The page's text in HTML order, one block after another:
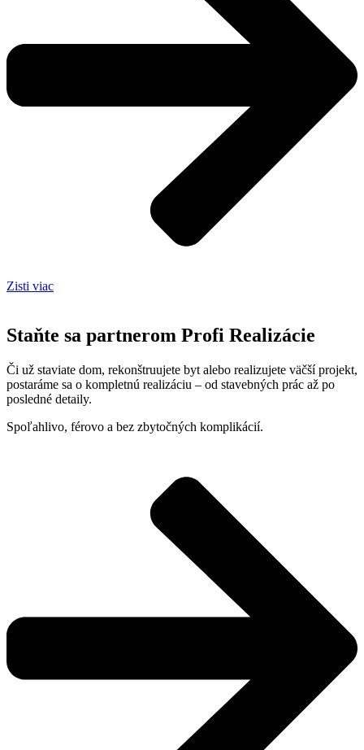
Zisti viac
Staňte sa partnerom Profi Realizácie
Či už staviate dom, rekonštruujete byt alebo realizujete väčší projekt,
postaráme sa o kompletnú realizáciu – od stavebných prác až po
posledné detaily.
Spoľahlivo, férovo a bez zbytočných komplikácií.